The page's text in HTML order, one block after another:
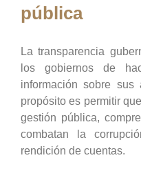
pública
La transparencia
los gobiernos de
información sobre sus
propósito es permitir
gestión pública,
combatan la
rendición de cuentas.